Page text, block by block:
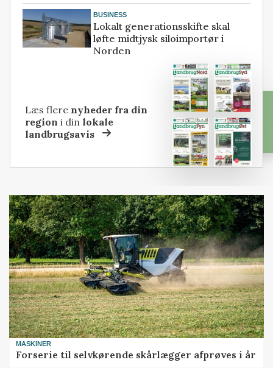
BUSINESS
Lokalt generationsskifte skal
løfte midtjysk siloimportør i
Norden
Læs flere nyheder fra din
region i dinlokale
landbrugsavis
MASKINER
Forserie til selvkørende skårlægger afprøves i år